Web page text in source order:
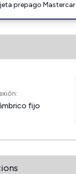
prepago
fijo